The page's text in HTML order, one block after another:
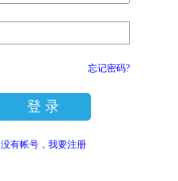
忘记密码?
登 录
没有帐号，我要注册